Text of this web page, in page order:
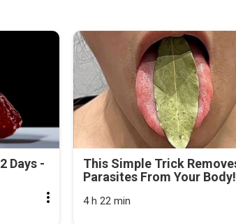
Days -
This Simple Trick
Parasites From Your Body!
4 h 22 min